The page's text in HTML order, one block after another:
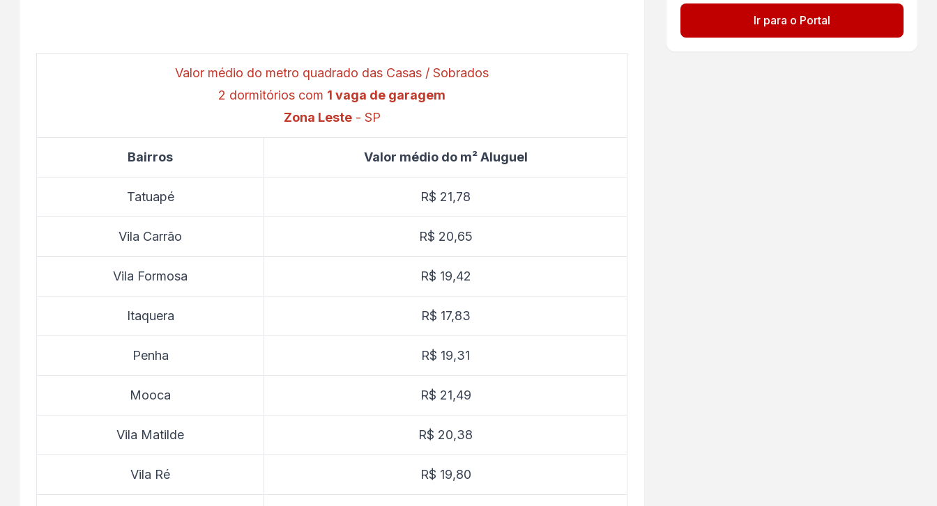
Valor médio do metro quadrado das Casas / Sobrados
2 dormitórios com 1 vaga de garagem
Zona Leste- SP
Bairros Valor médio do m² Aluguel
Tatuapé R$ 21,78
Vila Carrão R$ 20,65
Vila Formosa R$ 19,42
Itaquera R$ 17,83
Penha R$ 19,31
Mooca R$ 21,49
Vila Matilde R$ 20,38
Vila Ré R$ 19,80
Ir para o Portal